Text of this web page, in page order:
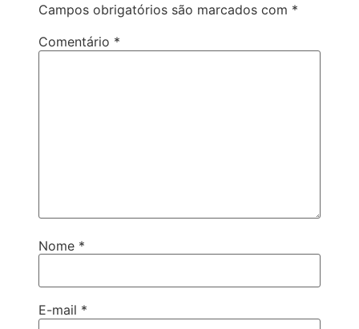
Campos obrigatórios são marcados com *
Comentário *
Nome *
E-mail *